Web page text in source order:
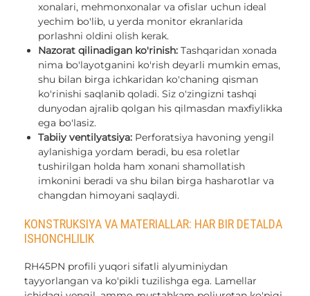
xonalari, mehmonxonalar va ofislar uchun ideal
yechim bo'lib, u yerda monitor ekranlarida
porlashni oldini olish kerak.
Nazorat qilinadigan ko'rinish: Tashqaridan xonada
nima bo'layotganini ko'rish deyarli mumkin emas,
shu bilan birga ichkaridan ko'chaning qisman
ko'rinishi saqlanib qoladi. Siz o'zingizni tashqi
dunyodan ajralib qolgan his qilmasdan maxfiylikka
ega bo'lasiz.
Tabiiy ventilyatsiya: Perforatsiya havoning yengil
aylanishiga yordam beradi, bu esa roletlar
tushirilgan holda ham xonani shamollatish
imkonini beradi va shu bilan birga hasharotlar va
changdan himoyani saqlaydi.
KONSTRUKSIYA VA MATERIALLAR: HAR BIR DETALDA
ISHONCHLILIK
RH45PN profili yuqori sifatli alyuminiydan
tayyorlangan va ko'pikli tuzilishga ega. Lamellar